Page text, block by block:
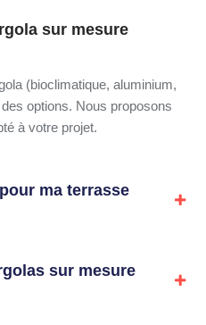
sur mesure
(bioclimatique, aluminium,
options. Nous proposons
à votre projet.
ma terrasse
sur mesure